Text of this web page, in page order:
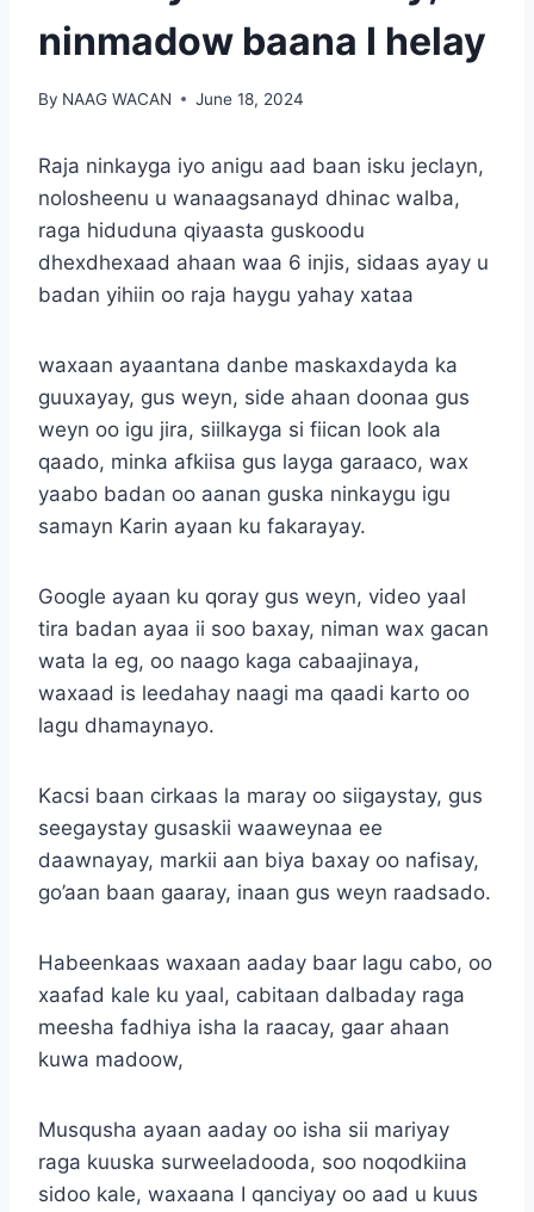
ninmadow baana I helay
By NAAG WACAN June 18, 2024
Raja ninkayga iyo anigu aad baan isku jeclayn,
nolosheenu u wanaagsanayd dhinac walba,
raga hiduduna qiyaasta guskoodu
dhexdhexaad ahaan waa 6 injis, sidaas ayay u
badan yihiin oo raja haygu yahay xataa
waxaan ayaantana danbe maskaxdayda ka
guuxayay, gus weyn, side ahaan doonaa gus
weyn oo igu jira, siilkayga si fiican look ala
qaado, minka afkiisa gus layga garaaco, wax
yaabo badan oo aanan guska ninkaygu igu
samayn Karin ayaan ku fakarayay.
Google ayaan ku qoray gus weyn, video yaal
tira badan ayaa ii soo baxay, niman wax gacan
wata la eg, oo naago kaga cabaajinaya,
waxaad is leedahay naagi ma qaadi karto oo
lagu dhamaynayo.
Kacsi baan cirkaas la maray oo siigaystay, gus
seegaystay gusaskii waaweynaa ee
daawnayay, markii aan biya baxay oo nafisay,
go’aan baan gaaray, inaan gus weyn raadsado.
Habeenkaas waxaan aaday baar lagu cabo, oo
xaafad kale ku yaal, cabitaan dalbaday raga
meesha fadhiya isha la raacay, gaar ahaan
kuwa madoow,
Musqusha ayaan aaday oo isha sii mariyay
raga kuuska surweeladooda, soo noqodkiina
sidoo kale, waxaana I qanciyay oo aad u kuus